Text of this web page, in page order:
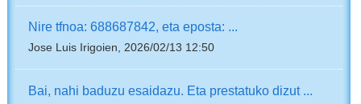
Nire tfnoa: 688687842, eta eposta: ...
Jose Luis Irigoien, 2026/02/13 12:50
Bai, nahi baduzu esaidazu. Eta prestatuko dizut ...